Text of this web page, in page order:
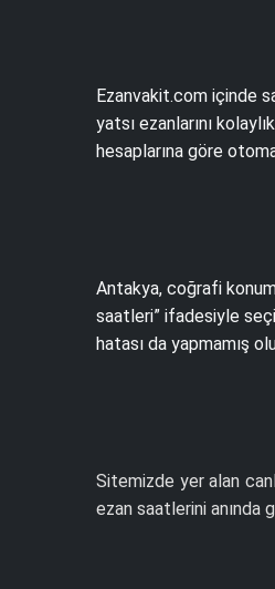
Ezanvakit.com içinde
yatsı ezanlarını
hesaplarına göre
Antakya, coğrafi
saatleri” ifadesiyle
hatası da yapmamış
Sitemizde yer alan
ezan saatlerini anında